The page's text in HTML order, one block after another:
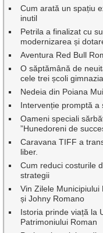
Cum arată un spațiu
inutil
Petrila a finalizat cu
modernizarea și
Aventura Red Bull
O săptămână de
cele trei școli
Nedeia din Poiana
Intervenție promptă a
Oameni speciali
”Hunedoreni de
Caravana TIFF a
liber.
Cum reduci costurile
strategii
Vin Zilele
și Johny Romano
Istoria prinde viață la
Patrimoniului Roman